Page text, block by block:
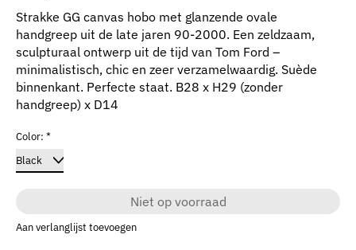
Strakke GG canvas hobo met glanzende ovale
handgreep uit de late jaren 90-2000. Een zeldzaam,
sculpturaal ontwerp uit de tijd van Tom Ford –
minimalistisch, chic en zeer verzamelwaardig. Suède
binnenkant. Perfecte staat. B28 x H29 (zonder
handgreep) x D14
Color: *
Niet op voorraad
Aan verlanglijst toevoegen